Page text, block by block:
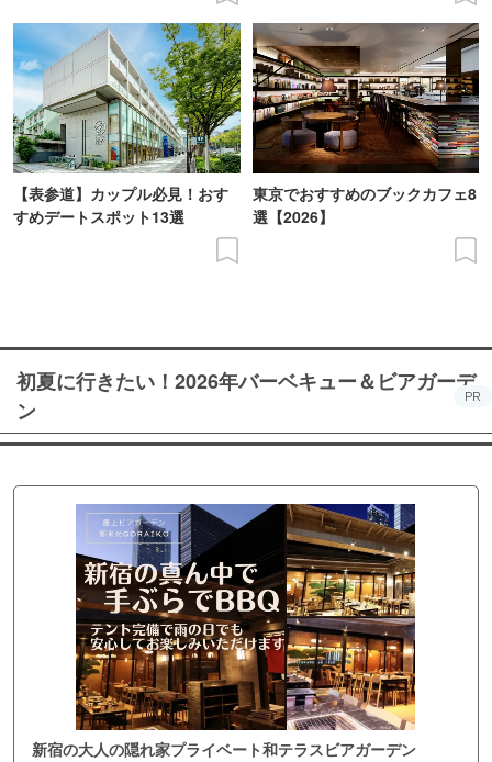
【表参道】カップル必見！おす
すめデートスポット13選
東京でおすすめのブックカフェ8
選【2026】
初夏に行きたい！2026年バーベキュー＆ビアガーデ
ン
PR
新宿の大人の隠れ家プライベート和テラスビアガーデン